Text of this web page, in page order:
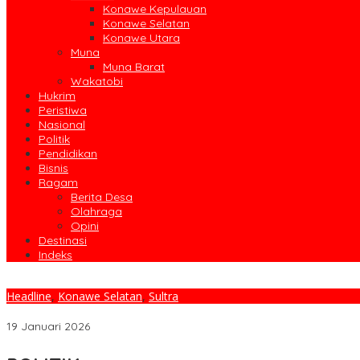
Konawe Kepulauan
Konawe Selatan
Konawe Utara
Muna
Muna Barat
Wakatobi
Hukrim
Peristiwa
Nasional
Politik
Pendidikan
Bisnis
Ragam
Berita Desa
Olahraga
Opini
Destinasi
Indeks
Headline, Konawe Selatan, Sultra
19 Januari 2026